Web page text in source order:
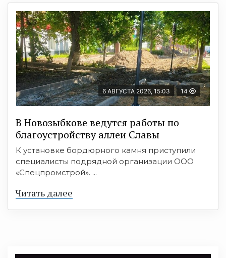
6 АВГУСТА 2026, 15:03 14
В Новозыбкове ведутся работы по
благоустройству аллеи Славы
К установке бордюрного камня приступили
специалисты подрядной организации ООО
«Спецпромстрой». ...
Читать далее